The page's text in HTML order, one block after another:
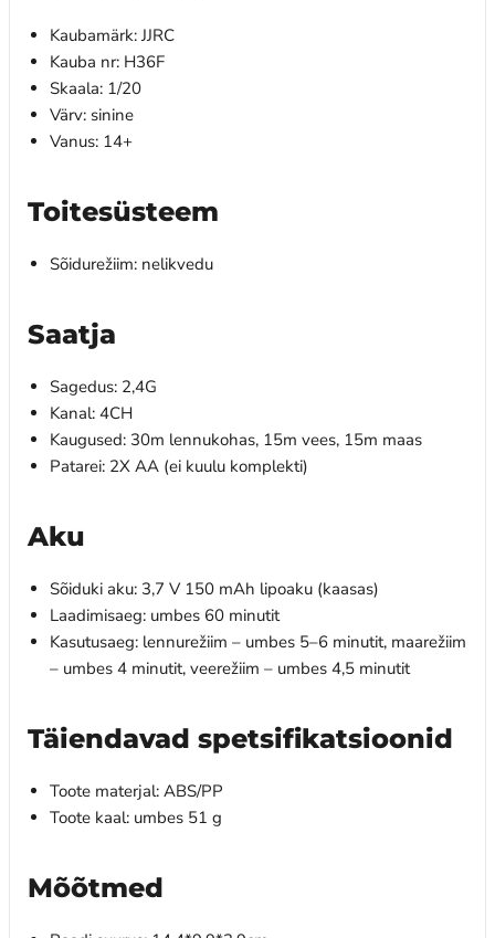
Kaubamärk: JJRC
Kauba nr: H36F
Skaala: 1/20
Värv: sinine
Vanus: 14+
Toitesüsteem
Sõidurežiim: nelikvedu
Saatja
Sagedus: 2,4G
Kanal: 4CH
Kaugused: 30m lennukohas, 15m vees, 15m maas
Patarei: 2X AA (ei kuulu komplekti)
Aku
Sõiduki aku: 3,7 V 150 mAh lipoaku (kaasas)
Laadimisaeg: umbes 60 minutit
Kasutusaeg: lennurežiim – umbes 5–6 minutit, maarežiim
– umbes 4 minutit, veerežiim – umbes 4,5 minutit
Täiendavad spetsifikatsioonid
Toote materjal: ABS/PP
Toote kaal: umbes 51 g
Mõõtmed